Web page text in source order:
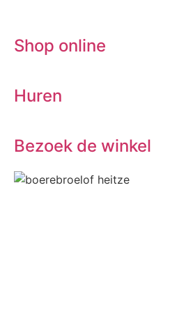
Shop online
Huren
Bezoek de winkel